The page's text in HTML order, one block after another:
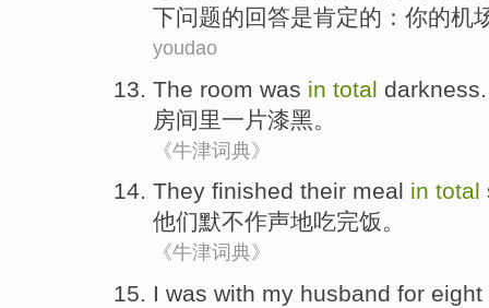
下问题的回答是肯定的： 你的机
youdao
The room was in total darkness
房间里一片漆黑。
《牛津词典》
They finished their meal in total
他们默不作声地吃完饭。
《牛津词典》
I was with my husband for eight